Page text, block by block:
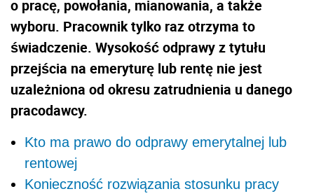
o pracę, powołania, mianowania, a także
wyboru. Pracownik tylko raz otrzyma to
świadczenie. Wysokość odprawy z tytułu
przejścia na emeryturę lub rentę nie jest
uzależniona od okresu zatrudnienia u danego
pracodawcy.
Kto ma prawo do odprawy emerytalnej lub
rentowej
Konieczność rozwiązania stosunku pracy